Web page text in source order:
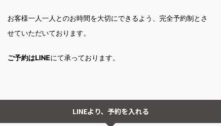
お客様一人一人とのお時間を大切にできるよう、完全予約制とさ
せていただいております。
ご予約はLINEにて承っております。
LINEより、予約を入れる